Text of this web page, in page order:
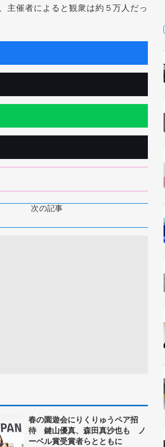
主催者によると観衆は約５万人だっ
次の記事
春の園遊会にりくりゅうペア招
待 鍵山優真、森田真沙也も ノ
ーベル賞受賞者らとともに